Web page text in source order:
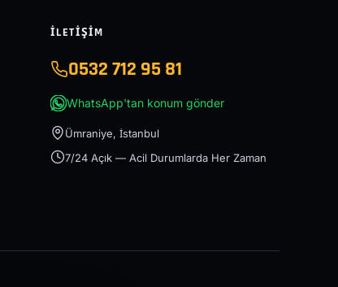
İLETIŞIM
0532 712 95 81
WhatsApp'tan konum gönder
Ümraniye, İstanbul
7/24 Açık — Acil Durumlarda Her Zaman